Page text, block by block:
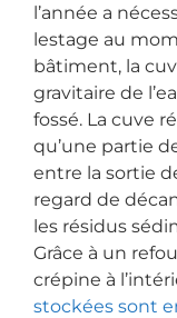
l’année a
lestage au
bâtiment, la
gravitaire de
fossé. La cuve
qu’une partie
entre la sortie
regard de
les résidus
Grâce à un
crépine à
stockées sont